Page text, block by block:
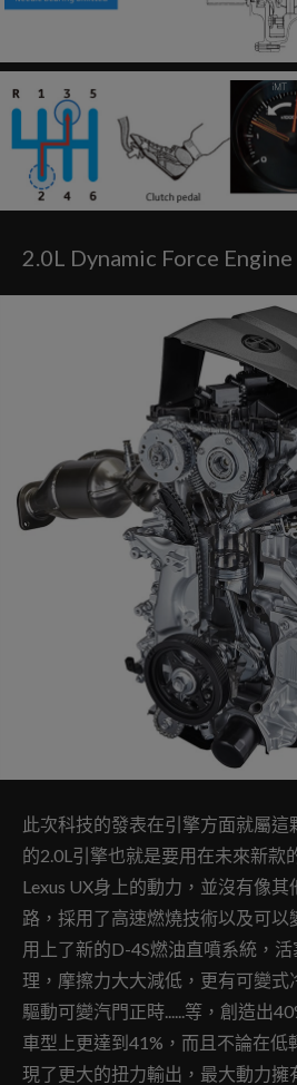
2.0L Dynamic Force
此次科技的發表在引擎方面就屬
的2.0L引擎也就是要用在未來新款
Lexus UX身上的動力，並沒有像
路，採用了高速燃燒技術以及可以
用上了新的D-4S燃油直噴系統，
理，摩擦力大大減低，更有可變式
驅動可變汽門正時......等，創造出
車型上更達到41%，而且不論在低
現了更大的扭力輸出，最大動力擁